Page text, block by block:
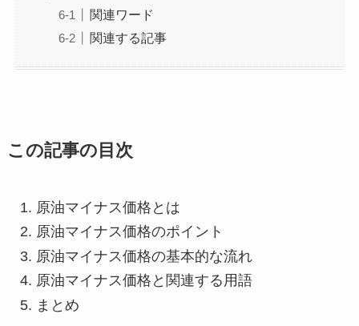
関連ワード
関連する記事
この記事の目次
原油マイナス価格とは
原油マイナス価格のポイント
原油マイナス価格の基本的な流れ
原油マイナス価格と関連する用語
まとめ